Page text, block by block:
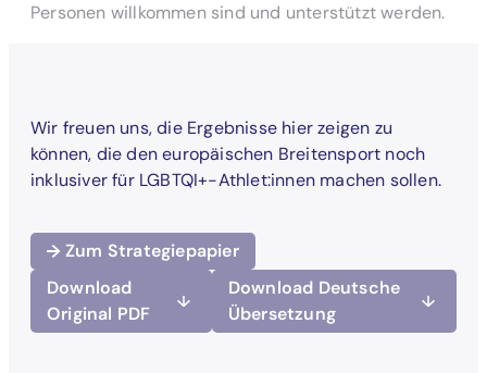
Personen willkommen sind und unterstützt werden.
Wir freuen uns, die Ergebnisse hier zeigen zu
können, die den europäischen Breitensport noch
inklusiver für LGBTQI+-Athlet:innen machen sollen.
Zum Strategiepapier
Download
Original PDF
Download Deutsche
Übersetzung